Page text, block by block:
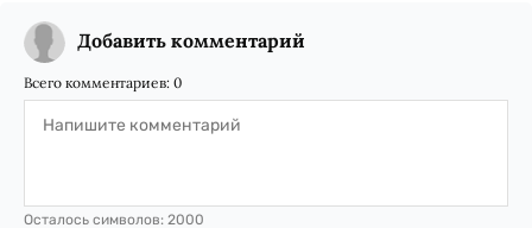
Добавить комментарий
Всего комментариев: 0
Осталось символов: 2000